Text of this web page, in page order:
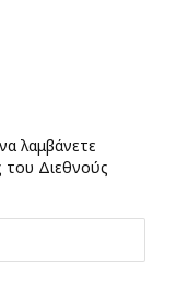
λαμβάνετε
του Διεθνούς